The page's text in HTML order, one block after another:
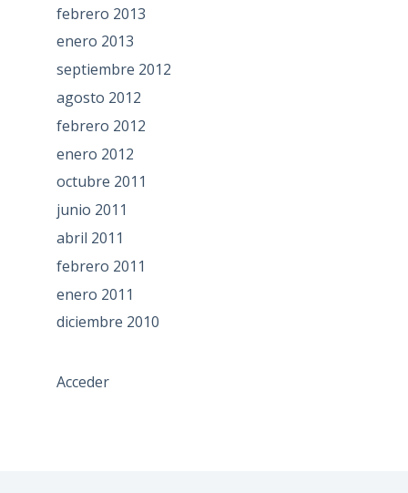
febrero 2013
enero 2013
septiembre 2012
agosto 2012
febrero 2012
enero 2012
octubre 2011
junio 2011
abril 2011
febrero 2011
enero 2011
diciembre 2010
Acceder